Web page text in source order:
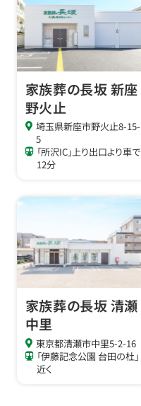
家族葬の長坂 新座
野火止
埼玉県新座市野火止8-15-
5
「所沢IC」上り出口より車で
12分
家族葬の長坂 清瀬
中里
東京都清瀬市中里5-2-16
「伊藤記念公園 台田の杜」
近く